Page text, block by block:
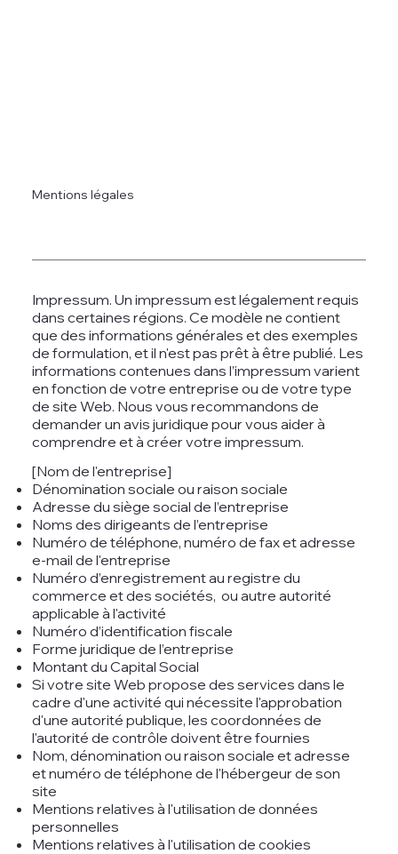
Mentions légales
Impressum. Un impressum est légalement requis
dans certaines régions. Ce modèle ne contient
que des informations générales et des exemples
de formulation, et il n'est pas prêt à être publié. Les
informations contenues dans l’impressum varient
en fonction de votre entreprise ou de votre type
de site Web. Nous vous recommandons de
demander un avis juridique pour vous aider à
comprendre et à créer votre impressum.
[Nom de l'entreprise]
Dénomination sociale ou raison sociale
Adresse du siège social de l’entreprise
Noms des dirigeants de l’entreprise
Numéro de téléphone, numéro de fax et adresse
e-mail de l'entreprise
Numéro d’enregistrement au registre du
commerce et des sociétés, ou autre autorité
applicable à l'activité
Numéro d’identification fiscale
Forme juridique de l’entreprise
Montant du Capital Social
Si votre site Web propose des services dans le
cadre d'une activité qui nécessite l'approbation
d'une autorité publique, les coordonnées de
l'autorité de contrôle doivent être fournies
Nom, dénomination ou raison sociale et adresse
et numéro de téléphone de l'hébergeur de son
site
Mentions relatives à l'utilisation de données
personnelles
Mentions relatives à l'utilisation de cookies